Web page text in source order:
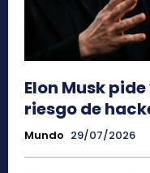
Elon Musk
riesgo de
Mundo 29/07/2026